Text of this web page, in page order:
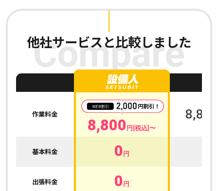
Compare
他社サービスと比較しました
作業料金
8,800 円[税込]〜
8,800
基本料金 0 円
出張料金 0 円